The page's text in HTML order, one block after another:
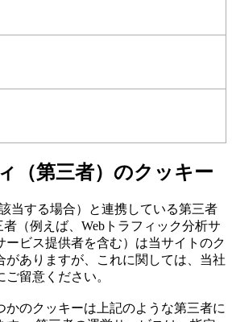
（第三者）のクッキー
当する場合）と連携している第三者
（例えば、Webトラフィック分析サ
ービス提供者を含む）は当サイトのク
がありますが、これに関しては、当社
留意ください。
かのクッキーは上記のような第三者に